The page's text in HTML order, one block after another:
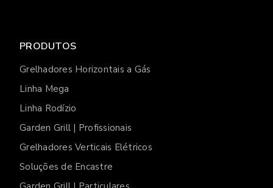
PRODUTOS
Grelhadores Horizontais a Gás
Linha Mega
Linha Rodízio
Garden Grill | Profissionais
Grelhadores Verticais Elétricos
Soluções de Encastre